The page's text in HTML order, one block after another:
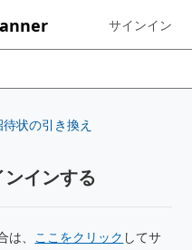
Sign in to
サインイン
待状の引き換え
インする
、 ここをクリック してサ